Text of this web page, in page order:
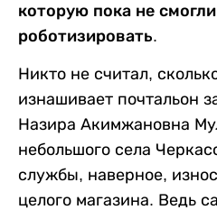
которую пока не
роботизировать.
Никто не считал,
изнашивает почтальон
Назира Акимжановна
небольшого села
службы, наверное,
целого магазина. Ведь